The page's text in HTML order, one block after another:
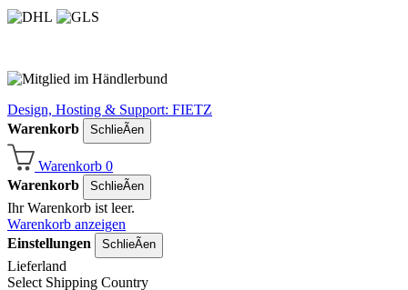
Design, Hosting & Support: FIETZ
Warenkorb
SchlieÃen
Warenkorb 0
Warenkorb
SchlieÃen
Ihr Warenkorb ist leer.
Warenkorb anzeigen
Einstellungen
SchlieÃen
Lieferland
Select Shipping Country